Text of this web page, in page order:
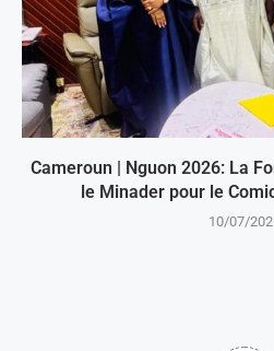
Cameroun | Nguon 2026: La
le Minader pour le
10/07/